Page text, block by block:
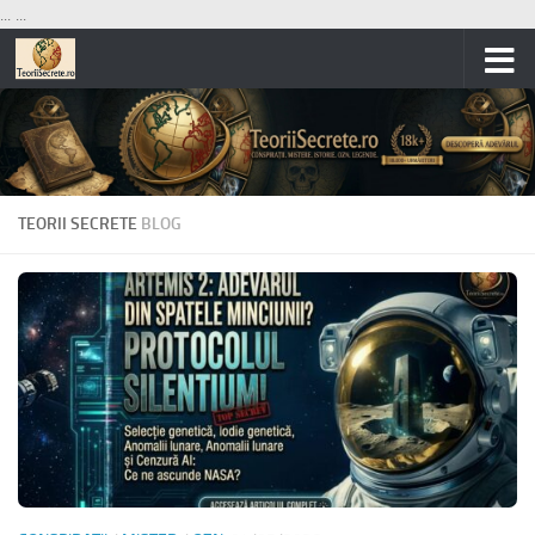
... ...
Skip to content
TEORII SECRETE BLOG